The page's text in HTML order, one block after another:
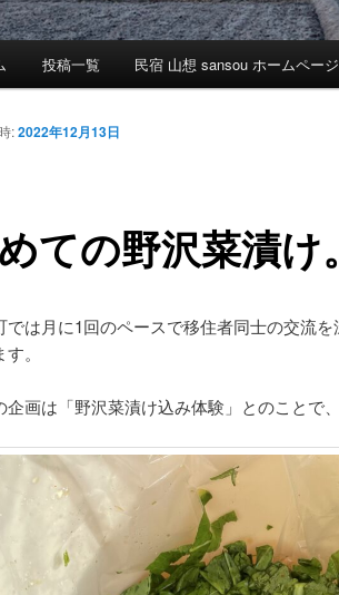
投稿一覧 民宿 山想 sansou ホームページ
ての野沢菜漬け。
:2022年12月13日
では月に1回のペースで移住者同士の交流
。
企画は「野沢菜漬け込み体験」とのことで